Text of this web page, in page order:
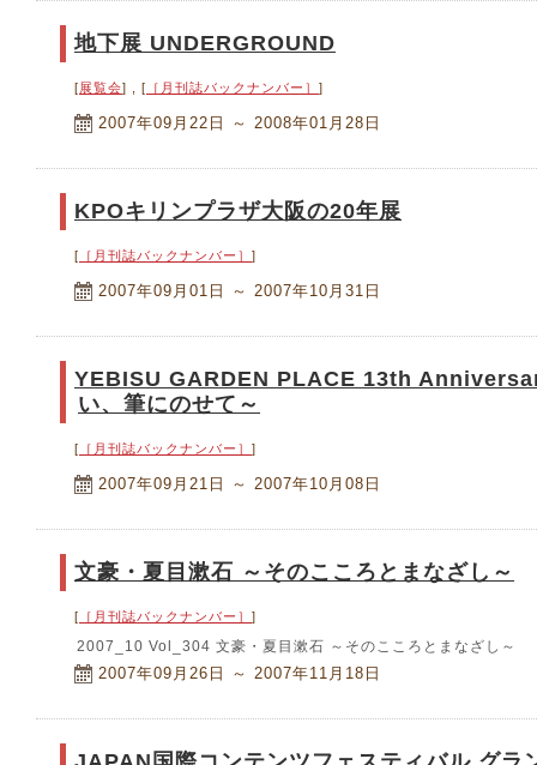
地下展 UNDERGROUND
[展覧会] , [ ［月刊誌バックナンバー］ ]
2007年09月22日 ～ 2008年01月28日
KPOキリンプラザ大阪の20年展
[ ［月刊誌バックナンバー］ ]
2007年09月01日 ～ 2007年10月31日
YEBISU GARDEN PLACE 13th
い、筆にのせて～
[ ［月刊誌バックナンバー］ ]
2007年09月21日 ～ 2007年10月08日
文豪・夏目漱石 ～そのこころとまなざし～
[ ［月刊誌バックナンバー］ ]
2007_10 Vol_304 文豪・夏目漱石 ～そのこころとまなざし～
2007年09月26日 ～ 2007年11月18日